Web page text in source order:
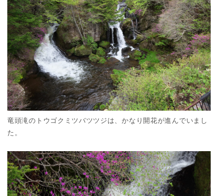
竜頭滝のトウゴクミツバツツジは、かなり開花が進んでいまし
た。